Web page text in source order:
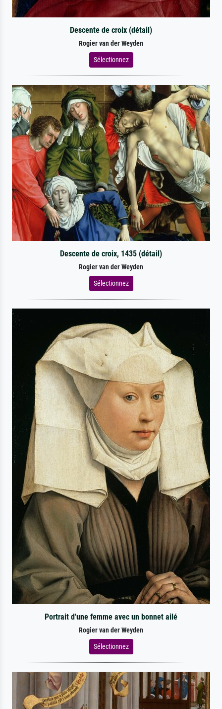
Descente de croix (détail)
Rogier van der Weyden
Sélectionnez
Descente de croix, 1435 (détail)
Rogier van der Weyden
Sélectionnez
Portrait d'une femme avec un bonnet ailé
Rogier van der Weyden
Sélectionnez